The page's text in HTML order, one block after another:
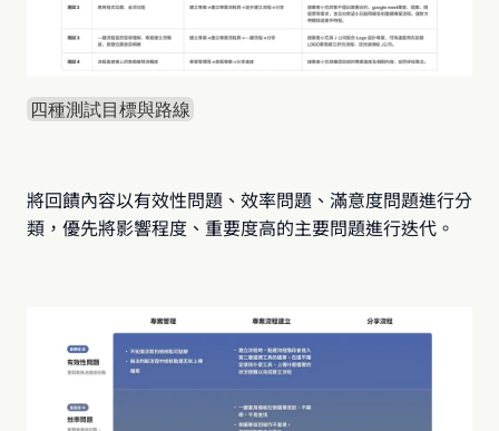
四種測試目標與路線
將回饋內容以有效性問題、效率問題、滿意度問題進行分
類，優先將影響程度、重要度高的主要問題進行迭代。